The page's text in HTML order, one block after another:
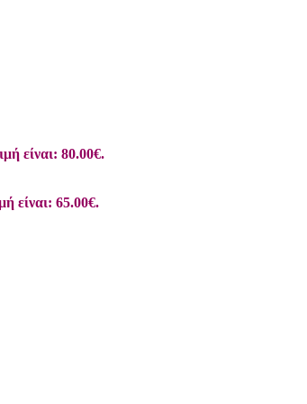
είναι: 80.00€.
είναι: 65.00€.